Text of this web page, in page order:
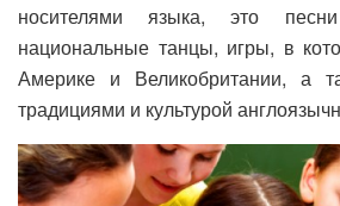
носителями языка, это
национальные танцы, игры, в
Америке и Великобритании, а
традициями и культурой